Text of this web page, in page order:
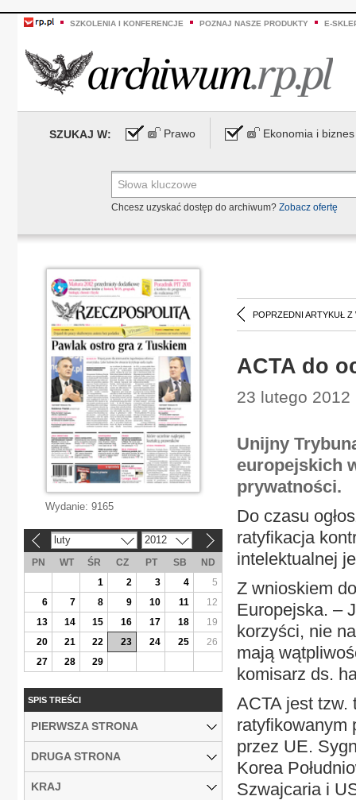
SZKOLENIA I KONFERENCJE POZNAJ NASZE PRODUKTY E-
SZUKAJ W: Prawo Ekonomia i biznes
Chcesz uzyskać dostęp do archiwum? Zobacz ofertę
POPRZEDNI ARTYKUŁ Z
ACTA do
23 lutego 2012
Unijny
europejskich
prywatności.
Do czasu
ratyfikacja
intelektualnej
Z wnioskiem
Europejska. –
korzyści, nie
mają
komisarz ds.
ACTA jest tzw.
ratyfikowanym
przez UE.
Korea
Szwajcaria i
Wydanie: 9165
luty 2012
PN WT ŚR CZ PT SB
ND
1
2 3 4
5
6
7 8 9 10 11
12
13
14 15 16 17 18
19
20
21 22 23 24 25
26
27
28 29
SPIS TREŚCI
PIERWSZA STRONA
DRUGA STRONA
KRAJ